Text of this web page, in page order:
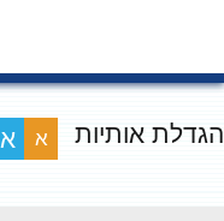
אותיות א א